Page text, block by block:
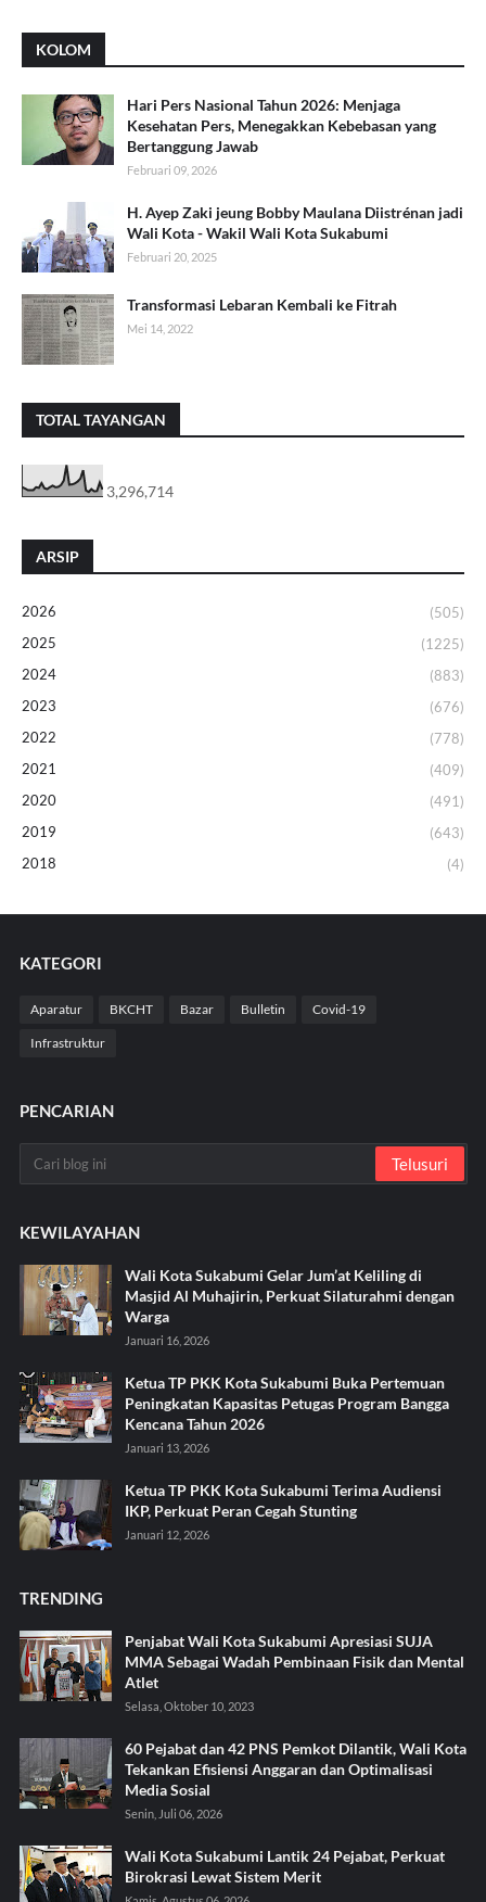
KOLOM
Hari Pers Nasional Tahun 2026: Menjaga
Kesehatan Pers, Menegakkan Kebebasan yang
Bertanggung Jawab
Februari 09, 2026
H. Ayep Zaki jeung Bobby Maulana Diistrénan jadi
Wali Kota - Wakil Wali Kota Sukabumi
Februari 20, 2025
Transformasi Lebaran Kembali ke Fitrah
Mei 14, 2022
TOTAL TAYANGAN
3,296,714
ARSIP
2026
(505)
2025
(1225)
2024
(883)
2023
(676)
2022
(778)
2021
(409)
2020
(491)
2019
(643)
2018
(4)
KATEGORI
Aparatur BKCHT Bazar Bulletin Covid-19
Infrastruktur
PENCARIAN
KEWILAYAHAN
Wali Kota Sukabumi Gelar Jum’at Keliling di
Masjid Al Muhajirin, Perkuat Silaturahmi dengan
Warga
Januari 16, 2026
Ketua TP PKK Kota Sukabumi Buka Pertemuan
Peningkatan Kapasitas Petugas Program Bangga
Kencana Tahun 2026
Januari 13, 2026
Ketua TP PKK Kota Sukabumi Terima Audiensi
IKP, Perkuat Peran Cegah Stunting
Januari 12, 2026
TRENDING
Penjabat Wali Kota Sukabumi Apresiasi SUJA
MMA Sebagai Wadah Pembinaan Fisik dan Mental
Atlet
Selasa, Oktober 10, 2023
60 Pejabat dan 42 PNS Pemkot Dilantik, Wali Kota
Tekankan Efisiensi Anggaran dan Optimalisasi
Media Sosial
Senin, Juli 06, 2026
Wali Kota Sukabumi Lantik 24 Pejabat, Perkuat
Birokrasi Lewat Sistem Merit